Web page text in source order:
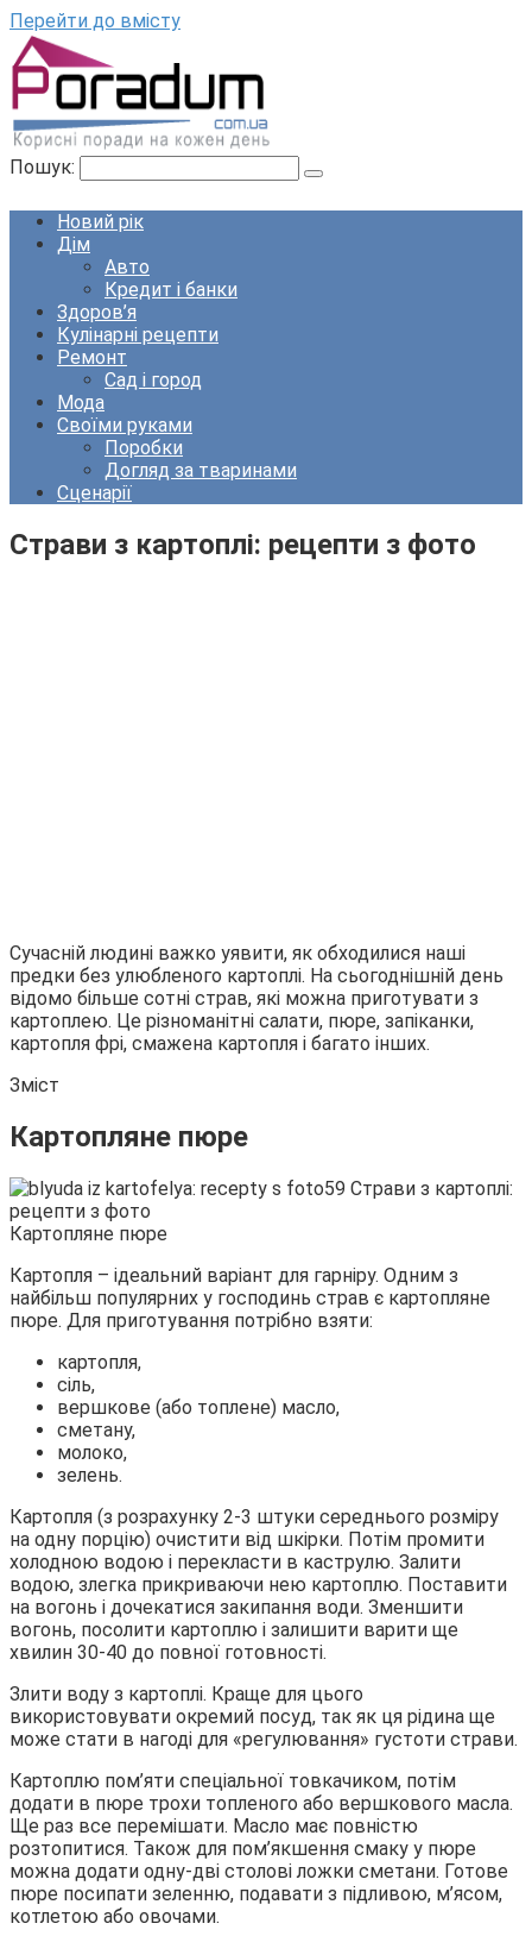
Перейти до вмісту
Пошук:
Новий рік
Дім
Авто
Кредит і банки
Здоров’я
Кулінарні рецепти
Ремонт
Сад і город
Мода
Своїми руками
Поробки
Догляд за тваринами
Сценарії
Страви з картоплі: рецепти з фото
Сучасній людині важко уявити, як обходилися наші
предки без улюбленого картоплі. На сьогоднішній день
відомо більше сотні страв, які можна приготувати з
картоплею. Це різноманітні салати, пюре, запіканки,
картопля фрі, смажена картопля і багато інших.
Зміст
Картопляне пюре
Картопляне пюре
Картопля – ідеальний варіант для гарніру. Одним з
найбільш популярних у господинь страв є картопляне
пюре. Для приготування потрібно взяти:
картопля,
сіль,
вершкове (або топлене) масло,
сметану,
молоко,
зелень.
Картопля (з розрахунку 2-3 штуки середнього розміру
на одну порцію) очистити від шкірки. Потім промити
холодною водою і перекласти в каструлю. Залити
водою, злегка прикриваючи нею картоплю. Поставити
на вогонь і дочекатися закипання води. Зменшити
вогонь, посолити картоплю і залишити варити ще
хвилин 30-40 до повної готовності.
Злити воду з картоплі. Краще для цього
використовувати окремий посуд, так як ця рідина ще
може стати в нагоді для «регулювання» густоти страви.
Картоплю пом’яти спеціальної товкачиком, потім
додати в пюре трохи топленого або вершкового масла.
Ще раз все перемішати. Масло має повністю
розтопитися. Також для пом’якшення смаку у пюре
можна додати одну-дві столові ложки сметани. Готове
пюре посипати зеленню, подавати з підливою, м’ясом,
котлетою або овочами.